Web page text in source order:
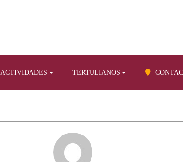
ACTIVIDADES TERTULIANOS